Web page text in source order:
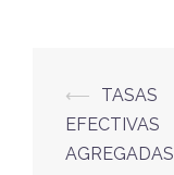
⟵
TASAS
EFECTIVAS
AGREGADAS